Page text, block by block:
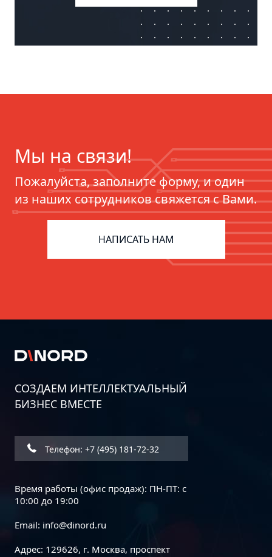
Мы на связи!
Пожалуйста, заполните форму, и один
из наших сотрудников свяжется с Вами.
НАПИСАТЬ НАМ
СОЗДАЕМ ИНТЕЛЛЕКТУАЛЬНЫЙ
БИЗНЕС ВМЕСТЕ
Телефон: +7 (495) 181-72-32
Время работы (офис продаж): ПН-ПТ: с
10:00 до 19:00
Email: info@dinord.ru
Адрес: 129626, г. Москва, проспект